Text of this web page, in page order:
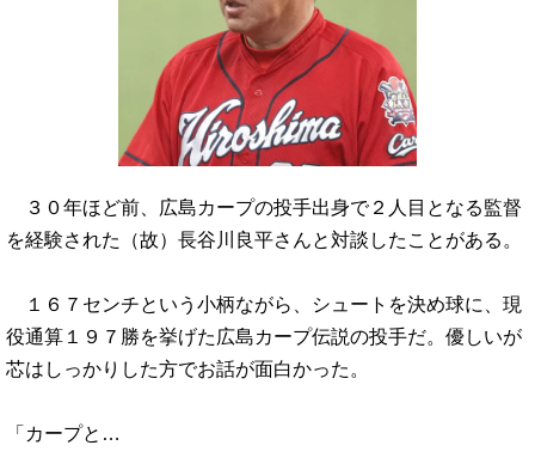
３０年ほど前、広島カープの投手出身で２人目となる監督
を経験された（故）長谷川良平さんと対談したことがある。
１６７センチという小柄ながら、シュートを決め球に、現
役通算１９７勝を挙げた広島カープ伝説の投手だ。優しいが
芯はしっかりした方でお話が面白かった。
「カープと…